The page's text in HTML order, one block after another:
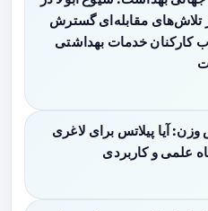
تلاش‌های مقابله‌ای گسترش
کارکنان خدمات بهداشتی
آیا پیلاتس برای لاغری
علمی و کاربردی